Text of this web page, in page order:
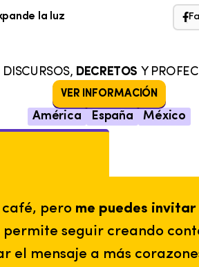
la luz
DISCURSOS, DECRETOS Y
VER INFORMACIÓN
América España México
café, pero me puedes
permite seguir creando
el mensaje a más